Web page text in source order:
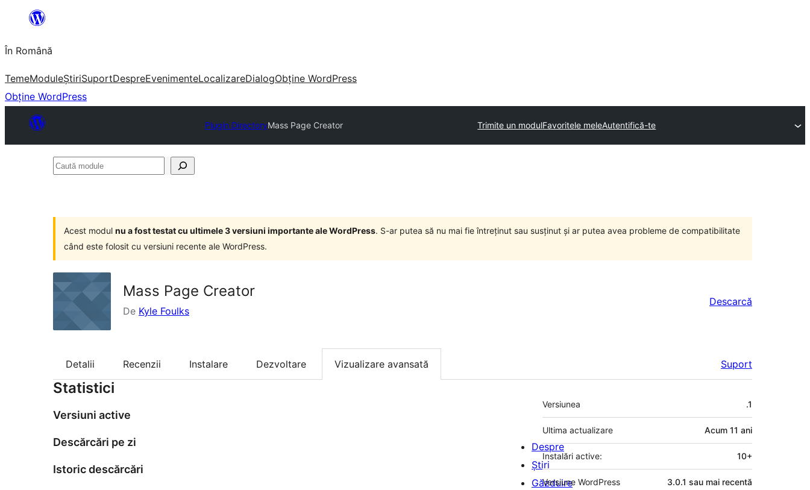
conținut
În Română
TemeModuleȘtiriSuportDespreEvenimenteLocalizareDialogObține WordPress
Obține WordPress
Plugin DirectoryMass Page Creator Trimite un modulFavoritele meleAutentifică-te
Caută
Acest modul nu a fost testat cu ultimele 3 versiuni importante ale WordPress. S-ar putea să nu mai fie întreținut sau susținut și ar putea avea probleme de compatibilitate
când este folosit cu versiuni recente ale WordPress.
Mass Page Creator
De Kyle Foulks
Descarcă
Detalii Recenzii Instalare Dezvoltare Vizualizare avansată Suport
Statistici
Versiuni active
Descărcări pe zi
Istoric descărcări
Meta
Versiunea .1
Ultima actualizare Acum 11 ani
Instalări active: 10+
Versiune WordPress 3.0.1 sau mai recentă
Despre
Știri
Găzduire